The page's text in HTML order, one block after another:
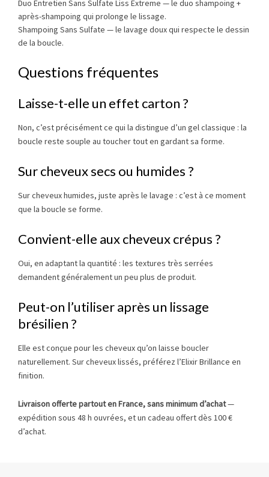
Duo Entretien Sans Sulfate Liss Extreme — le duo shampoing +
après-shampoing qui prolonge le lissage.
Shampoing Sans Sulfate — le lavage doux qui respecte le dessin
de la boucle.
Questions fréquentes
Laisse-t-elle un effet carton ?
Non, c’est précisément ce qui la distingue d’un gel classique : la
boucle reste souple au toucher tout en gardant sa forme.
Sur cheveux secs ou humides ?
Sur cheveux humides, juste après le lavage : c’est à ce moment
que la boucle se forme.
Convient-elle aux cheveux crépus ?
Oui, en adaptant la quantité : les textures très serrées
demandent généralement un peu plus de produit.
Peut-on l’utiliser après un lissage
brésilien ?
Elle est conçue pour les cheveux qu’on laisse boucler
naturellement. Sur cheveux lissés, préférez l’Elixir Brillance en
finition.
Livraison offerte partout en France, sans minimum d’achat—
expédition sous 48 h ouvrées, et un cadeau offert dès 100 €
d’achat.